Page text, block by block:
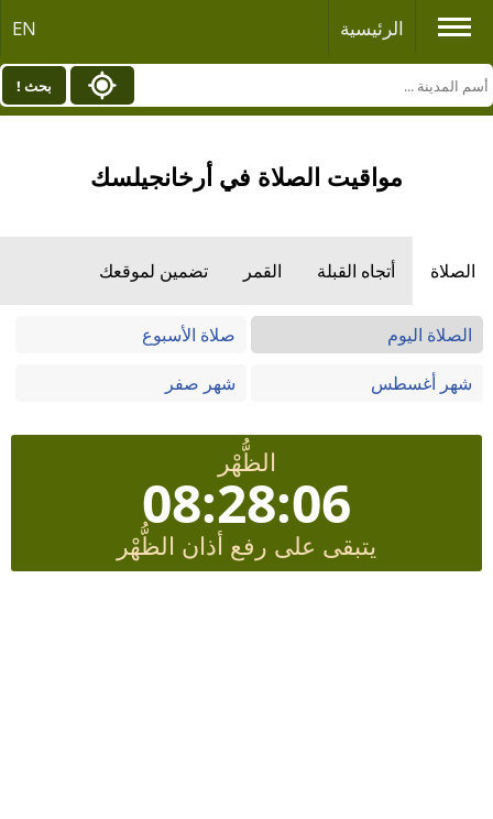
الرئيسية EN
بحث !
مواقيت الصلاة في أرخانجيلسك
الصلاة أتجاه القبلة القمر تضمين لموقعك
الصلاة اليوم
صلاة الأسبوع
شهر أغسطس
شهر صفر
الظُّهْر
08:28:06
يتبقى على رفع أذان الظُّهْر